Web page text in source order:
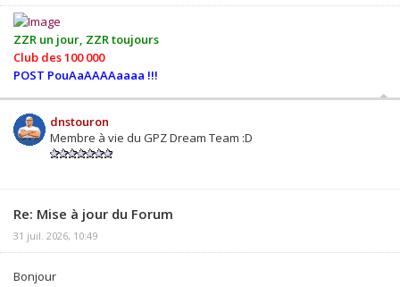
ZZR un jour, ZZR toujours
Club des 100 000
POST PouAaAAAAaaaa !!!
dnstouron
Membre à vie du GPZ Dream Team :D
Re: Mise à jour du Forum
31 juil. 2026, 10:49
Bonjour